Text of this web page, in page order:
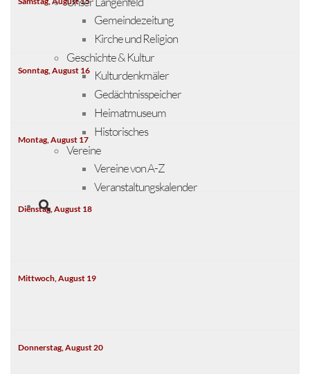
Gemeindezeitung
Kirche und Religion
Geschichte & Kultur
Kulturdenkmäler
Gedächtnisspeicher
Heimatmuseum
Historisches
Vereine
Vereine von A-Z
Veranstaltungskalender
Sonntag, August 16
Montag, August 17
Dienstag, August 18
Mittwoch, August 19
Donnerstag, August 20